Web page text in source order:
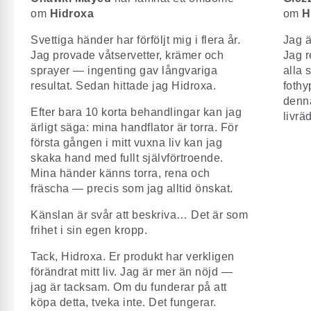
om Hidroxa
Svettiga händer har förföljt mig i flera år.
Jag provade våtservetter, krämer och
sprayer — ingenting gav långvariga
resultat. Sedan hittade jag Hidroxa.
Efter bara 10 korta behandlingar kan jag
ärligt säga: mina handflator är torra. För
första gången i mitt vuxna liv kan jag
skaka hand med fullt självförtroende.
Mina händer känns torra, rena och
fräscha — precis som jag alltid önskat.
Känslan är svår att beskriva… Det är som
frihet i sin egen kropp.
Tack, Hidroxa. Er produkt har verkligen
förändrat mitt liv. Jag är mer än nöjd —
jag är tacksam. Om du funderar på att
köpa detta, tveka inte. Det fungerar.
om
Jag
Jag
alla